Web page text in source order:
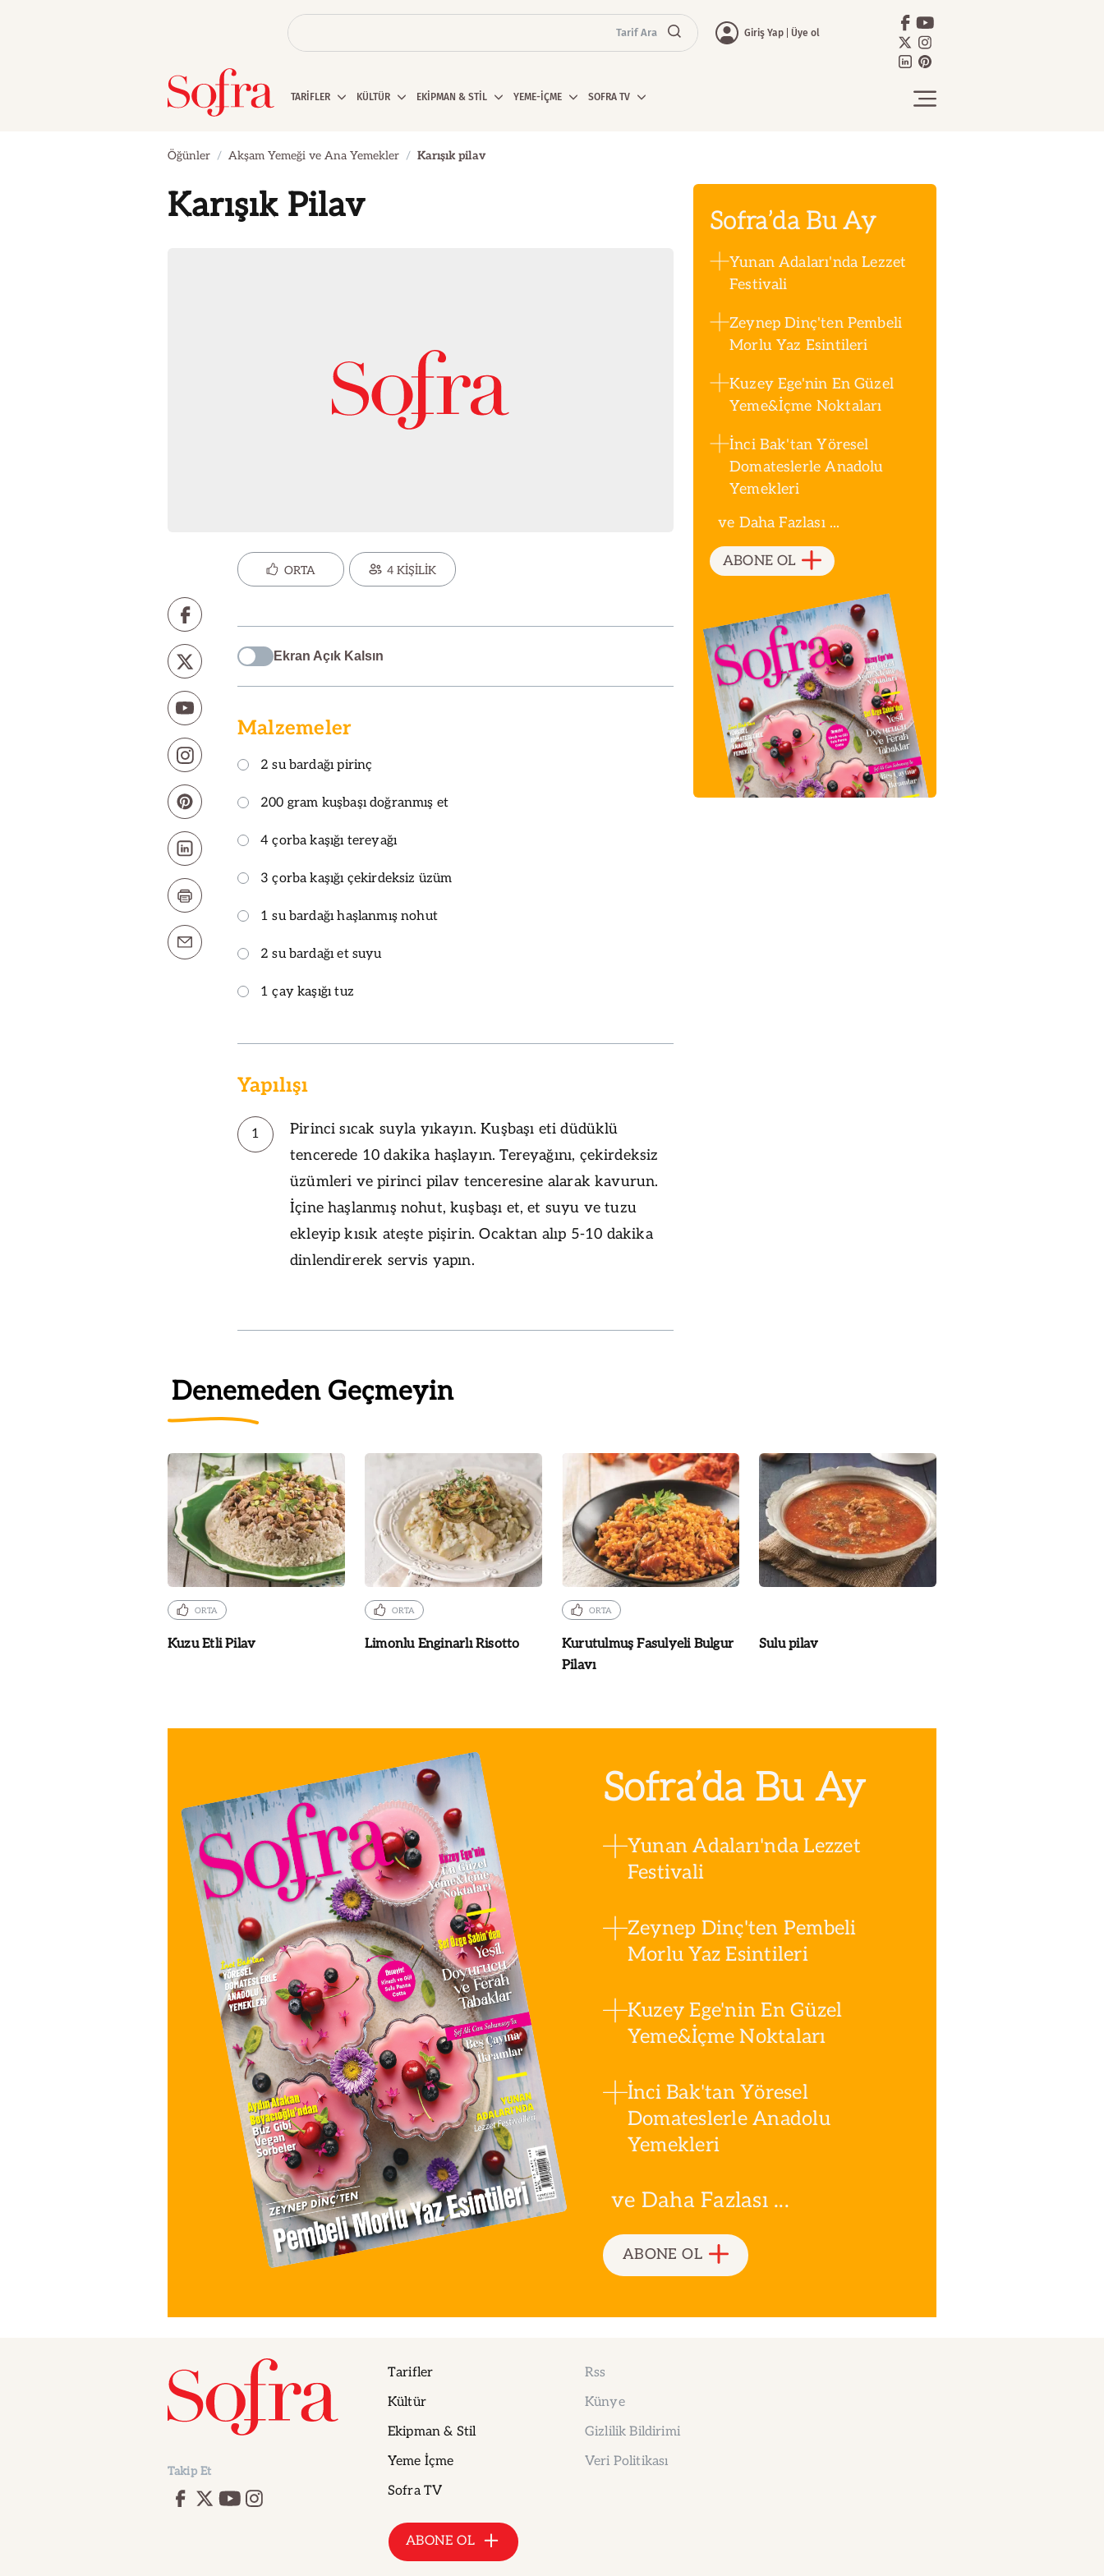
Tarif Ara Giriş Yap Üye ol
TARİFLER KÜLTÜR EKİPMAN & STİL YEME-İÇME SOFRA TV
Öğünler Akşam Yemeği ve Ana Yemekler Karışık pilav
Karışık Pilav
ORTA 4 KİŞİLİK
Ekran Açık Kalsın
Malzemeler
2 su bardağı pirinç
200 gram kuşbaşı doğranmış et
4 çorba kaşığı tereyağı
3 çorba kaşığı çekirdeksiz üzüm
1 su bardağı haşlanmış nohut
2 su bardağı et suyu
1 çay kaşığı tuz
Yapılışı
1
Pirinci sıcak suyla yıkayın. Kuşbaşı eti düdüklü
tencerede 10 dakika haşlayın. Tereyağını, çekirdeksiz
üzümleri ve pirinci pilav tenceresine alarak kavurun.
İçine haşlanmış nohut, kuşbaşı et, et suyu ve tuzu
ekleyip kısık ateşte pişirin. Ocaktan alıp 5-10 dakika
dinlendirerek servis yapın.
Sofra’da Bu Ay
Yunan Adaları'nda Lezzet
Festivali
Zeynep Dinç'ten Pembeli
Morlu Yaz Esintileri
Kuzey Ege'nin En Güzel
Yeme&İçme Noktaları
İnci Bak'tan Yöresel
Domateslerle Anadolu
Yemekleri
ve Daha Fazlası ...
ABONE OL
Denemeden Geçmeyin
ORTA
Kuzu Etli Pilav
ORTA
Limonlu Enginarlı Risotto
ORTA
Kurutulmuş Fasulyeli Bulgur
Pilavı
Sulu pilav
Sofra’da Bu Ay
Yunan Adaları'nda Lezzet
Festivali
Zeynep Dinç'ten Pembeli
Morlu Yaz Esintileri
Kuzey Ege'nin En Güzel
Yeme&İçme Noktaları
İnci Bak'tan Yöresel
Domateslerle Anadolu
Yemekleri
ve Daha Fazlası ...
ABONE OL
Takip Et
Tarifler
Kültür
Ekipman & Stil
Yeme İçme
Sofra TV
ABONE OL
Rss
Künye
Gizlilik Bildirimi
Veri Politikası